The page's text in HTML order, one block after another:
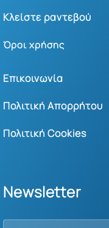
Κλείστε ραντεβού
Όροι χρήσης
Επικοινωνία
Πολιτική Απορρήτου
Πολιτική Cookies
Newsletter